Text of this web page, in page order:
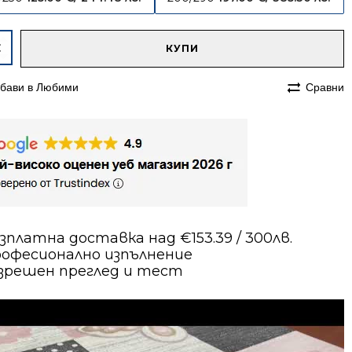
КУПИ
в Любими Сравни
доставка над €153.39 / 300лв.
изпълнение
преглед и тест